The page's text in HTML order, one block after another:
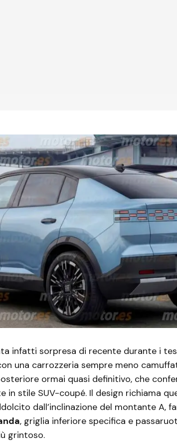
infatti sorpresa di recente durante i
una carrozzeria sempre meno
ormai quasi definitivo, che
in stile SUV-coupé. Il design richiama
dall’inclinazione del montante A,
, griglia inferiore specifica e
grintoso.